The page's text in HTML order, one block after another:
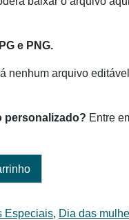
e PNG.
nenhum arquivo
personalizado? Entre
Especiais, Dia das